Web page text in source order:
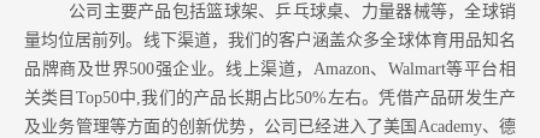
公司主要产品包括篮球架、乒乓球桌、力量器械等，全球销
量均位居前列。 线下渠道，我们的客户涵盖众多全球体育用品知名
品牌商及世界500强企业。 线上渠道，Amazon、Walmart等平台相
关类目Top50中,我们的产品长期占比50%左右。凭借产品研发生产
及业务管理等方面的创新优势，公司已经进入了美国Academy、德